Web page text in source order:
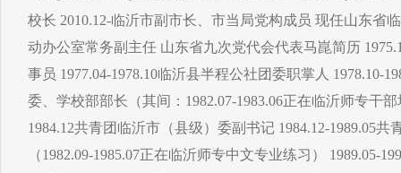
校长 2010.12-临沂市副市长、市当局党构成员 现任山东省
动办公室常务副主任 山东省九次党代会代表马崑简历
事员 1977.04-1978.10临沂县半程公社团委职掌人 1978.10-
委、学校部部长（其间：1982.07-1983.06正在临沂师专干
1984.12共青团临沂市（县级）委副书记 1984.12-1989.05
（1982.09-1985.07正在临沂师专中文专业练习） 1989.05-